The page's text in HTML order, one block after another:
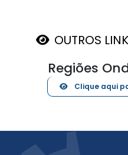
OUTROS
Regiões
Clique aqui